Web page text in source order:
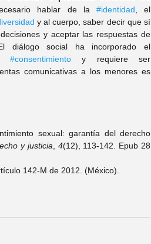
hablar de la #identidad, el
y al cuerpo, saber decir que sí
y aceptar las respuestas de
diálogo social ha incorporado el
#consentimiento y requiere ser
comunicativas a los menores es
sexual: garantía del derecho
y justicia, 4(12), 113-142. Epub 28
142-M de 2012. (México).